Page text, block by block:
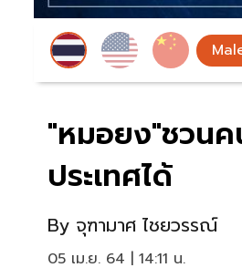
"หมอยง"ชวน
ประเทศได้
By จุฑามาศ ไชยวรรณ์
05 เม.ย. 64 | 14:11 น.